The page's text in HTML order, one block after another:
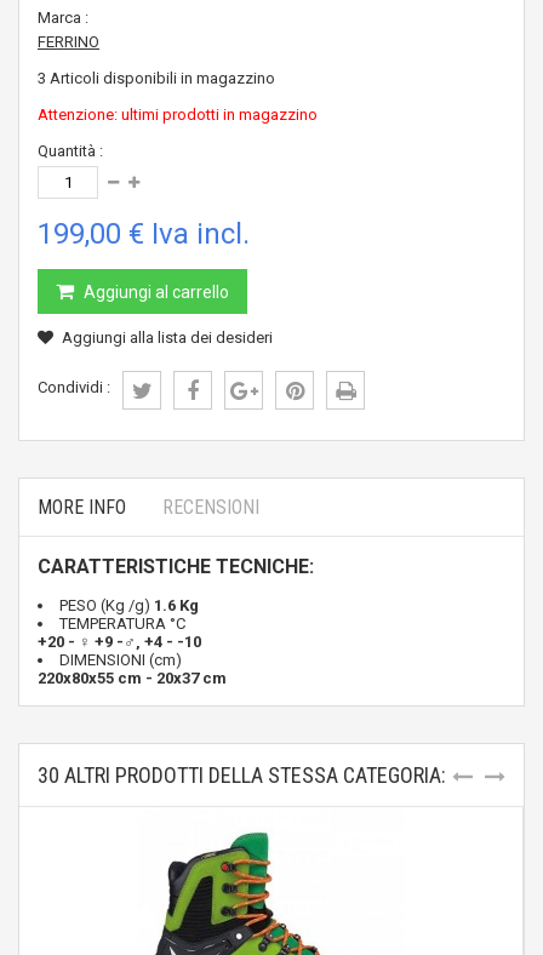
Marca :
FERRINO
3 Articoli disponibili in magazzino
Attenzione: ultimi prodotti in magazzino
Quantità :
199,00 € Iva incl.
Aggiungi al carrello
Aggiungi alla lista dei desideri
Condividi :
MORE INFO RECENSIONI
CARATTERISTICHE TECNICHE:
PESO (Kg /g) 1.6 Kg
TEMPERATURA °C
+20 - ♀ +9 -♂‚ +4 - -10
DIMENSIONI (cm)
220x80x55 cm - 20x37 cm
30 ALTRI PRODOTTI DELLA STESSA CATEGORIA: